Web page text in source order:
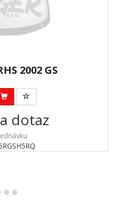
2002 GS
dotaz